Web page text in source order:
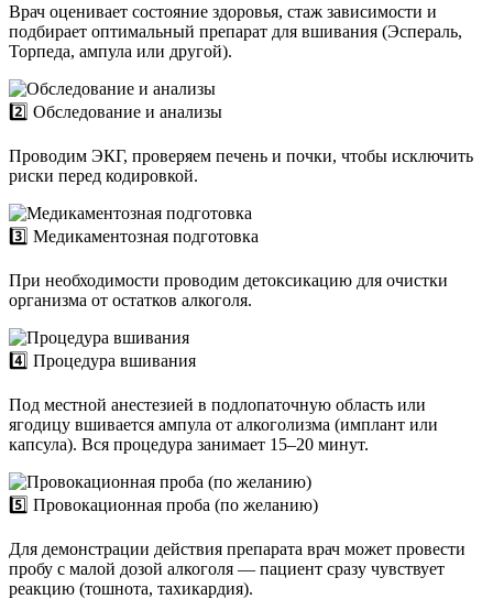
Врач оценивает состояние здоровья, стаж зависимости и
подбирает оптимальный препарат для вшивания (Эспераль,
Торпеда, ампула или другой).
2️⃣ Обследование и анализы
Проводим ЭКГ, проверяем печень и почки, чтобы исключить
риски перед кодировкой.
3️⃣ Медикаментозная подготовка
При необходимости проводим детоксикацию для очистки
организма от остатков алкоголя.
4️⃣ Процедура вшивания
Под местной анестезией в подлопаточную область или
ягодицу вшивается ампула от алкоголизма (имплант или
капсула). Вся процедура занимает 15–20 минут.
5️⃣ Провокационная проба (по желанию)
Для демонстрации действия препарата врач может провести
пробу с малой дозой алкоголя — пациент сразу чувствует
реакцию (тошнота, тахикардия).